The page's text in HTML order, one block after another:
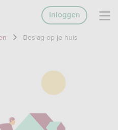
Inloggen
Beslag op je huis